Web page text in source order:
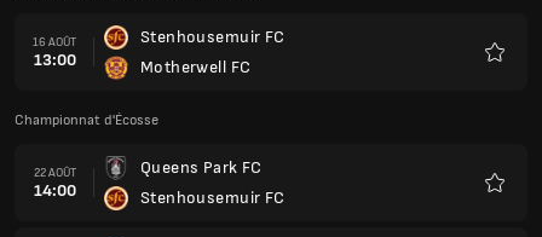
16 AOÛT
13:00
Stenhousemuir FC
Motherwell FC
Championnat d'Écosse
22 AOÛT
14:00
Queens Park FC
Stenhousemuir FC